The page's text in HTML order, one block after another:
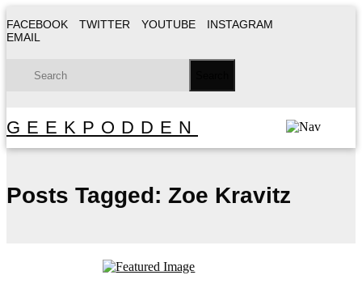
FACEBOOK TWITTER YOUTUBE
INSTAGRAM
EMAIL
GEEKPODDEN
Posts Tagged: Zoe Kravitz